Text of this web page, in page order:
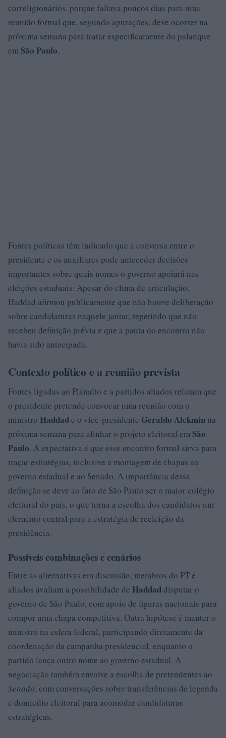
correligionários, porque faltava poucos dias para uma
reunião formal que, segundo apurações, deve ocorrer na
próxima semana para tratar especificamente do palanque
emSão Paulo.
Fontes políticas têm indicado que a conversa entre o
presidente e os auxiliares pode anteceder decisões
importantes sobre quais nomes o governo apoiará nas
eleições estaduais. Apesar do clima de articulação,
Haddad afirmou publicamente que não houve deliberação
sobre candidaturas naquele jantar, repetindo que não
recebeu definição prévia e que a pauta do encontro não
havia sido antecipada.
Contexto político e a reunião prevista
Fontes ligadas ao Planalto e a partidos aliados relatam que
o presidente pretende convocar uma reunião com o
ministro Haddade o vice-presidente Geraldo Alckmin na
próxima semana para alinhar o projeto eleitoral emSão
Paulo. A expectativa é que esse encontro formal sirva para
traçar estratégias, inclusive a montagem de chapas ao
governo estadual e ao Senado. A importância dessa
definição se deve ao fato de São Paulo ser o maior colégio
eleitoral do país, o que torna a escolha dos candidatos um
elemento central para a estratégia de reeleição da
presidência.
Possíveis combinações e cenários
Entre as alternativas em discussão, membros do PT e
aliados avaliam a possibilidade de Haddaddisputar o
governo de São Paulo, com apoio de figuras nacionais para
compor uma chapa competitiva. Outra hipótese é manter o
ministro na esfera federal, participando diretamente da
coordenação da campanha presidencial, enquanto o
partido lança outro nome ao governo estadual. A
negociação também envolve a escolha de pretendentes ao
Senado, com conversações sobre transferências de legenda
e domicílio eleitoral para acomodar candidaturas
estratégicas.